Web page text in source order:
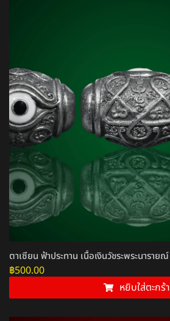
ตาเซียน ฟ้าประทาน เนื้อเงินวัชระพระนารายณ์
฿500.00
หยิบใส่ตะกร้า